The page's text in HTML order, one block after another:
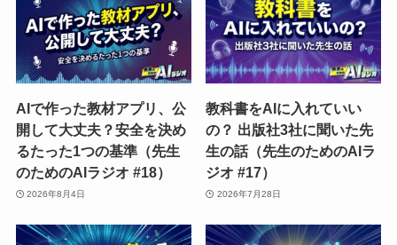
AIで作った教材アプリ、公
開して大丈夫？安全を決め
るたった1つの基準（先生
のためのAIラジオ #18）
2026年8月4日
教科書をAIに入れていい
の？ 出版社3社に聞いた先
生の話（先生のためのAIラ
ジオ #17）
2026年7月28日